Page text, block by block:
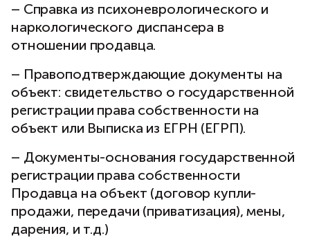
– Справка из психоневрологического и
наркологического диспансера в
отношении продавца.
– Правоподтверждающие документы на
объект: свидетельство о государственной
регистрации права собственности на
объект или Выписка из ЕГРН (ЕГРП).
– Документы-основания государственной
регистрации права собственности
Продавца на объект (договор купли-
продажи, передачи (приватизация), мены,
дарения, и т.д.)